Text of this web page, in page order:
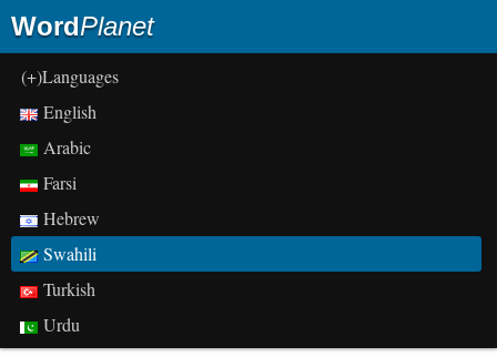
WordPlanet
(+)Languages
English
Arabic
Farsi
Hebrew
Swahili
Turkish
Urdu